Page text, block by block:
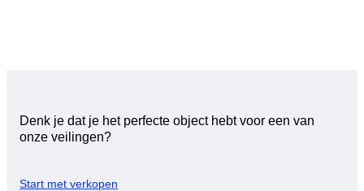
Denk je dat je het perfecte object hebt voor een van
onze veilingen?
Start met verkopen